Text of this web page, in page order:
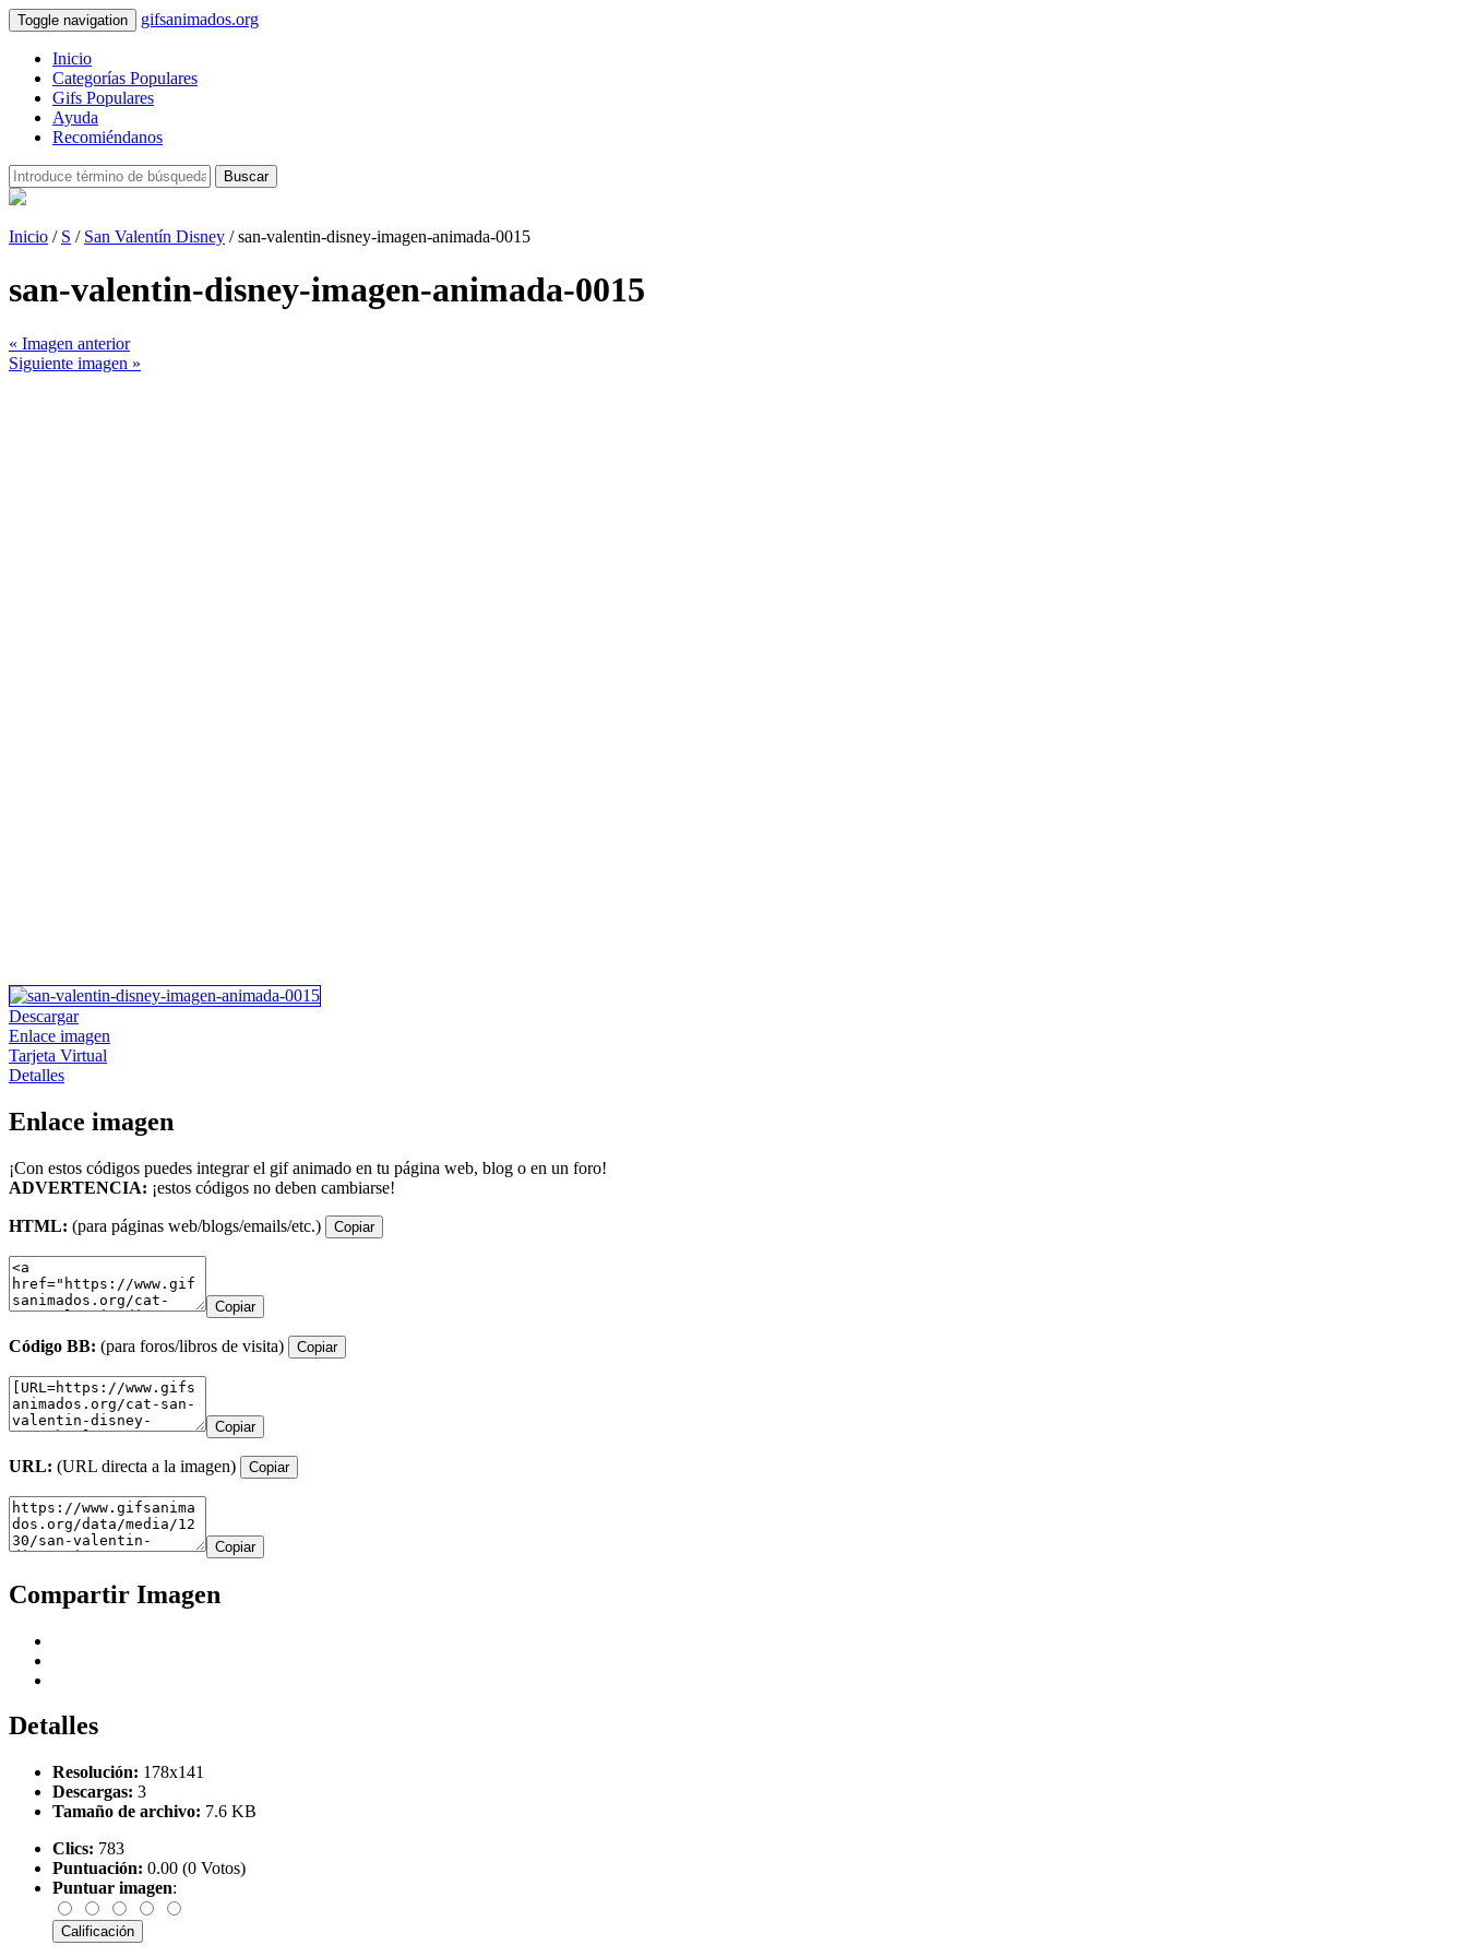
Toggle navigation gifsanimados.org
Inicio
Categorías Populares
Gifs Populares
Ayuda
Recomiéndanos
Buscar
Inicio / S / San Valentín Disney / san-valentin-disney-imagen-animada-0015
san-valentin-disney-imagen-animada-0015
« Imagen anterior
Siguiente imagen »
Descargar
Enlace imagen
Tarjeta Virtual
Detalles
Enlace imagen
¡Con estos códigos puedes integrar el gif animado en tu página web, blog o en un foro!
ADVERTENCIA: ¡estos códigos no deben cambiarse!
HTML: (para páginas web/blogs/emails/etc.) Copiar
Copiar
Código BB: (para foros/libros de visita) Copiar
Copiar
URL: (URL directa a la imagen) Copiar
Copiar
Compartir Imagen
Detalles
Resolución: 178x141
Descargas: 3
Tamaño de archivo: 7.6 KB
Clics: 783
Puntuación: 0.00 (0 Votos)
Puntuar imagen: